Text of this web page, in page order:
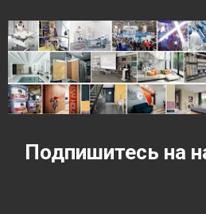
Подпишитесь на